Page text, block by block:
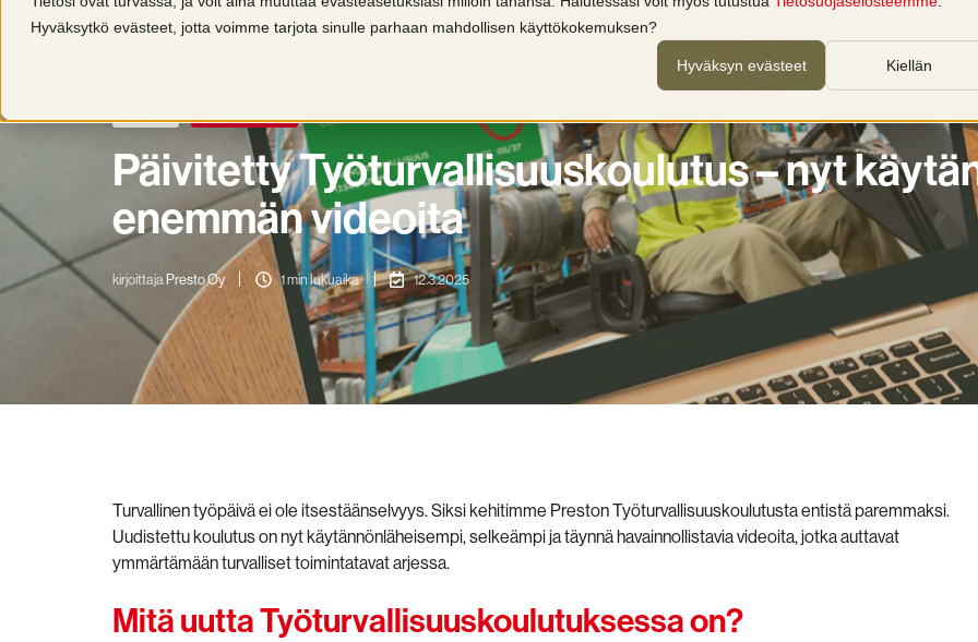
Hyväksytkö evästeet, jotta voimme tarjota sinulle parhaan mahdollisen käyttökokemuksen?
Hyväksyn evästeet Kiellän
Palvelut
Päivitetty Työturvallisuuskoulutus – nyt
enemmän videoita
kirjoittaja Presto Oy 1 min lukuaika 12.3.2025
Turvallinen työpäivä ei ole itsestäänselvyys. Siksi kehitimme Preston Työturvallisuuskoulutusta entistä paremmaksi.
Uudistettu koulutus on nyt käytännönläheisempi, selkeämpi ja täynnä havainnollistavia videoita, jotka auttavat
ymmärtämään turvalliset toimintatavat arjessa.
Mitä uutta Työturvallisuuskoulutuksessa on?